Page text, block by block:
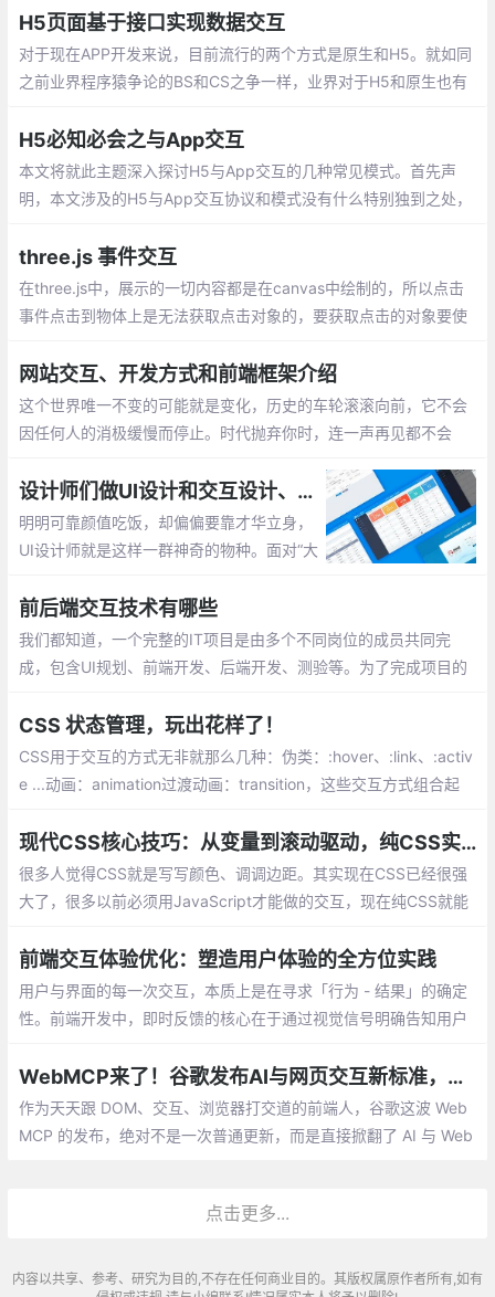
H5页面基于接口实现数据交互
对于现在APP开发来说，目前流行的两个方式是原生和H5。就如同
之前业界程序猿争论的BS和CS之争一样，业界对于H5和原生也有
H5必知必会之与App交互
本文将就此主题深入探讨H5与App交互的几种常见模式。首先声
明，本文涉及的H5与App交互协议和模式没有什么特别独到之处，
来的。
three.js 事件交互
在three.js中，展示的一切内容都是在canvas中绘制的，所以点击
事件点击到物体上是无法获取点击对象的，要获取点击的对象要使
网站交互、开发方式和前端框架介绍
这个世界唯一不变的可能就是变化，历史的车轮滚滚向前，它不会
因任何人的消极缓慢而停止。时代抛弃你时，连一声再见都不会
I、MiniUI）、Bootstrap、Layui
设计师们做UI设计和交互设计、界面设计等一般会去什么网站呢？
明明可靠颜值吃饭，却偏偏要靠才华立身，
UI设计师就是这样一群神奇的物种。面对“大
我”……这些甲方大大刁钻的需求，设计师每
天都在咬牙微笑讨生活。
前后端交互技术有哪些
我们都知道，一个完整的IT项目是由多个不同岗位的成员共同完
成，包含UI规划、前端开发、后端开发、测验等。为了完成项目的
哪些呢？
CSS 状态管理，玩出花样了！
CSS用于交互的方式无非就那么几种：伪类：:hover、:link、:activ
e ...动画：animation过渡动画：transition，这些交互方式组合起
理
现代CSS核心技巧：从变量到滚动驱动，纯CSS实现复杂交互
很多人觉得CSS就是写写颜色、调调边距。其实现在CSS已经很强
大了，很多以前必须用JavaScript才能做的交互，现在纯CSS就能
前端交互体验优化：塑造用户体验的全方位实践
用户与界面的每一次交互，本质上是在寻求「行为 - 结果」的确定
性。前端开发中，即时反馈的核心在于通过视觉信号明确告知用户
WebMCP来了！谷歌发布AI与网页交互新标准，前端可直接给AI开“后门”
作为天天跟 DOM、交互、浏览器打交道的前端人，谷歌这波 Web
MCP 的发布，绝对不是一次普通更新，而是直接掀翻了 AI 与 Web
点击更多...
内容以共享、参考、研究为目的,不存在任何商业目的。其版权属原作者所有,如有